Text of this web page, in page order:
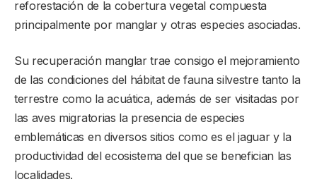
reforestación de la cobertura vegetal compuesta
principalmente por manglar y otras especies asociadas.
Su recuperación manglar trae consigo el mejoramiento
de las condiciones del hábitat de fauna silvestre tanto la
terrestre como la acuática, además de ser visitadas por
las aves migratorias la presencia de especies
emblemáticas en diversos sitios como es el jaguar y la
productividad del ecosistema del que se benefician las
localidades.